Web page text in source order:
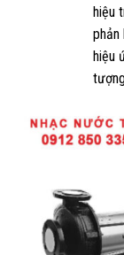
hiệu
phản
hiệu